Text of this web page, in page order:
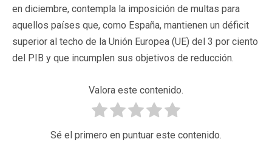
en diciembre, contempla la imposición de multas para
aquellos países que, como España, mantienen un déficit
superior al techo de la Unión Europea (UE) del 3 por ciento
del PIB y que incumplen sus objetivos de reducción.
Valora este contenido.
Sé el primero en puntuar este contenido.